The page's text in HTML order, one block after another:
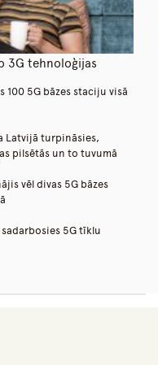
3G tehnoloģijas
100 5G bāzes staciju visā
Latvijā turpināsies,
pilsētās un to tuvumā
vēl divas 5G bāzes
5G tīklu